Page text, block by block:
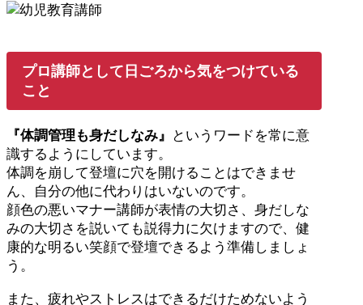
プロ講師として日ごろから気をつけている
こと
『体調管理も身だしなみ』
というワードを常に意
識するようにしています。
体調を崩して登壇に穴を開けることはできませ
ん、自分の他に代わりはいないのです。
顔色の悪いマナー講師が表情の大切さ、身だしな
みの大切さを説いても説得力に欠けますので、健
康的な明るい笑顔で登壇できるよう準備しましょ
う。
また、疲れやストレスはできるだけためないよう